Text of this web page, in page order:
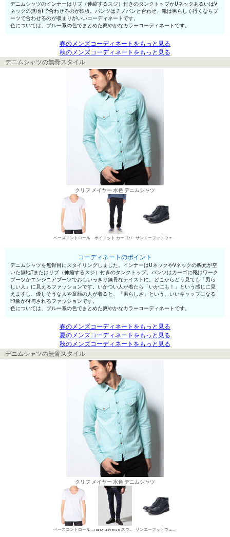
デニムシャツのインナーはリブ（伸縮するスジ）付きのタンクトップかUネックあるいはV
ネックの無地Tで合わせるのが鉄板。パンツはチノパンと合わせ、靴は男らしく行くならブ
ーツで合わせるのが収まりがいいコーディネートです。
色については、ブルー系の色でまとめた爽やかなカラーコーディネートです。
春のメンズコーディネートをもっと見る
秋のメンズコーディネートをもっと見る
デニムシャツの無骨スタイル
クリフ メイヤー 水色 デニムシャツ
ベースコントロール UネックTシャツ ボイコット カーゴパンツ サンエーフットウェア ワークブーツ
コーディネートのポイント
デニムシャツを無骨目にスタイリングしました。インナーはUネックやVネックの胸元が空
いた無地Tまたはリブ（伸縮するスジ）付きのタンクトップ。パンツはカーゴに靴はワーク
ブーツかエンジニアブーツでおもいっきり無骨なテイストに。どこからどう見ても「男ら
しい人」に見えるファッションです。いかつい人が着たら「いかにも！」という感じに見
えますし、優しそうな人や童顔の人が着ると、「男らしさ」という、いいギャップになる
印象が付与されるファッションです。
色については、ブルー系の色でまとめた爽やかなカラーコーディネートです。
春のメンズコーディネートをもっと見る
夏のメンズコーディネートをもっと見る
秋のメンズコーディネートをもっと見る
デニムシャツの無骨スタイル
クリフ メイヤー 水色 デニムシャツ
ベースコントロール UネックTシャツ nano･universe スウェットパンツ サンエーフットウェア ワークブーツ